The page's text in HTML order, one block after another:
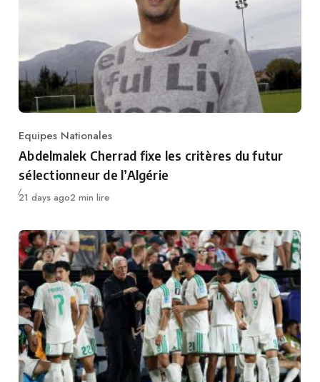
Category
Equipes Nationales
Abdelmalek Cherrad fixe les critères du futur
sélectionneur de l’Algérie
Publié
21 days ago2 min lire